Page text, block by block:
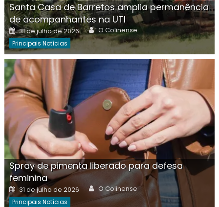
Santa Casa de Barretos amplia permanência
de acompanhantes na UTI
Posted
on
31 de julho de 2026 Author
O Colinense
Principais Notícias
Spray de pimenta liberado para defesa
feminina
Posted
on
31 de julho de 2026 Author
O Colinense
Principais Notícias